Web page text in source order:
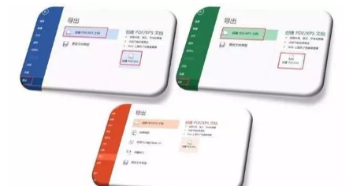
软的Word排名第十三。 这一消息的宣布，让微软始
料未及，甚至有点手足无措。 因为微软早已经与苹
果合作，将自家的Office套件搬至苹果的IOS等多个
平台上，无论是苹果的Mac还是iPad、iPhone等能
使用微软的office套件。 但现实情况是，微软的Offi
ce在苹果平台并不吃香。 即便是微软推出免费版的
Word等，其下载量和用户量依旧不如人意，因为无
论是在Mac和iPhone上，用户都在下载 WPS Offic
e。 另外，WPS已经在苹果的多个平台上线了免费